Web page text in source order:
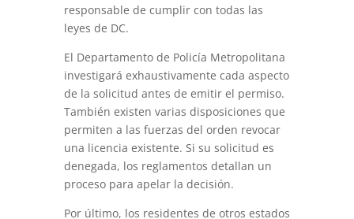
responsable de cumplir con todas las
leyes de DC.
El Departamento de Policía Metropolitana
investigará exhaustivamente cada aspecto
de la solicitud antes de emitir el permiso.
También existen varias disposiciones que
permiten a las fuerzas del orden revocar
una licencia existente. Si su solicitud es
denegada, los reglamentos detallan un
proceso para apelar la decisión.
Por último, los residentes de otros estados